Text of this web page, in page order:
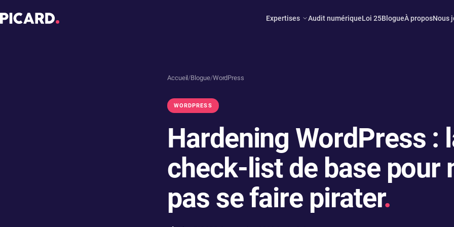
Expertises Audit numériqueLoi 25BlogueÀ proposNous
Accueil/Blogue/WordPress
WORDPRESS
Hardening WordPress :
check-list de base pour
pas se faire pirater.